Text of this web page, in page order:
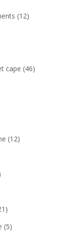
(12)
cape (46)
(12)
(5)